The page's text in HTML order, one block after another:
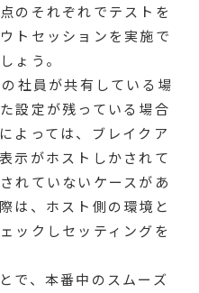
のそれぞれでテストを
トセッションを実施で
ょう。
社員が共有している場
設定が残っている場合
よっては、ブレイクア
示がホストしかされて
れていないケースがあ
は、ホスト側の環境と
ックしセッティングを
で、本番中のスムーズ